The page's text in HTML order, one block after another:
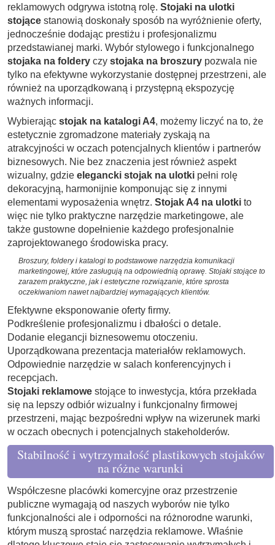
reklamowych odgrywa istotną rolę. Stojaki na ulotki
stojące stanowią doskonały sposób na wyróżnienie oferty,
jednocześnie dodając prestiżu i profesjonalizmu
przedstawianej marki. Wybór stylowego i funkcjonalnego
stojaka na foldery czy stojaka na broszury pozwala nie
tylko na efektywne wykorzystanie dostępnej przestrzeni, ale
również na uporządkowaną i przystępną ekspozycję
ważnych informacji.
Wybierając stojak na katalogi A4, możemy liczyć na to, że
estetycznie zgromadzone materiały zyskają na
atrakcyjności w oczach potencjalnych klientów i partnerów
biznesowych. Nie bez znaczenia jest również aspekt
wizualny, gdzie elegancki stojak na ulotki pełni rolę
dekoracyjną, harmonijnie komponując się z innymi
elementami wyposażenia wnętrz. Stojak A4 na ulotki to
więc nie tylko praktyczne narzędzie marketingowe, ale
także gustowne dopełnienie każdego profesjonalnie
zaprojektowanego środowiska pracy.
Broszury, foldery i katalogi to podstawowe narzędzia komunikacji
marketingowej, które zasługują na odpowiednią oprawę. Stojaki stojące to
zarazem praktyczne, jak i estetyczne rozwiązanie, które sprosta
oczekiwaniom nawet najbardziej wymagających klientów.
Efektywne eksponowanie oferty firmy.
Podkreślenie profesjonalizmu i dbałości o detale.
Dodanie elegancji biznesowemu otoczeniu.
Uporządkowana prezentacja materiałów reklamowych.
Odpowiednie narzędzie w salach konferencyjnych i
recepcjach.
Stojaki reklamowe stojące to inwestycja, która przekłada
się na lepszy odbiór wizualny i funkcjonalny firmowej
przestrzeni, mając bezpośredni wpływ na wizerunek marki
w oczach obecnych i potencjalnych stakeholderów.
Stabilność i wytrzymałość plastikowych stojaków
na różne warunki
Współczesne placówki komercyjne oraz przestrzenie
publiczne wymagają od naszych wyborów nie tylko
funkcjonalności ale i odporności na różnorodne warunki,
którym muszą sprostać narzędzia reklamowe. Właśnie